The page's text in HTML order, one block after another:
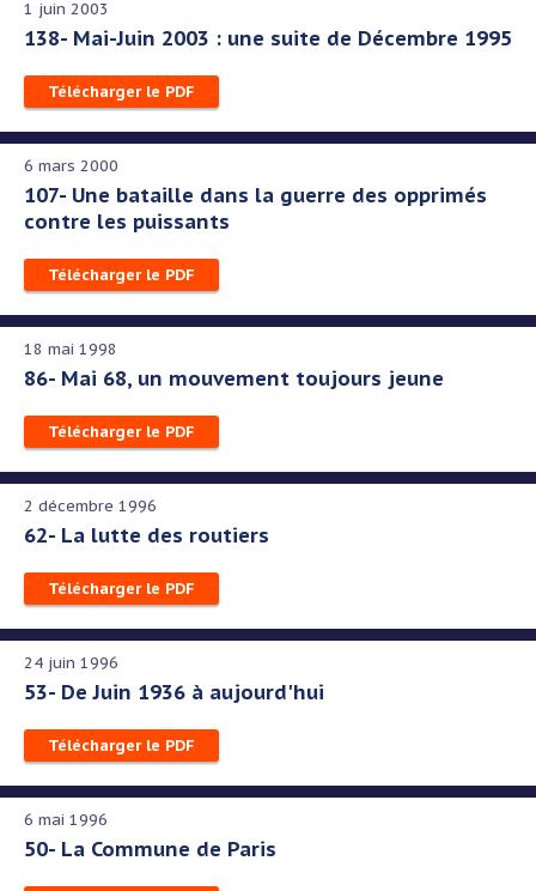
1 juin 2003
138- Mai-Juin 2003 : une suite de Décembre 1995
Télécharger le PDF
6 mars 2000
107- Une bataille dans la guerre des opprimés
contre les puissants
Télécharger le PDF
18 mai 1998
86- Mai 68, un mouvement toujours jeune
Télécharger le PDF
2 décembre 1996
62- La lutte des routiers
Télécharger le PDF
24 juin 1996
53- De Juin 1936 à aujourd'hui
Télécharger le PDF
6 mai 1996
50- La Commune de Paris